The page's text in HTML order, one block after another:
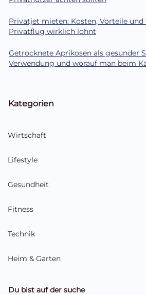
Privatjet mieten: Kosten, Vorteile
Privatflug wirklich lohnt
Getrocknete Aprikosen als gesunder
Verwendung und worauf man beim
Kategorien
Wirtschaft
Lifestyle
Gesundheit
Fitness
Technik
Heim & Garten
Du bist auf der suche